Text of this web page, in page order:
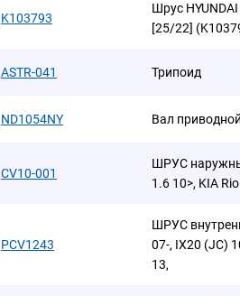
K103793
Шрус
[25/22]
ASTR-041 Трипоид
ND1054NY Вал
CV10-001
ШРУС
1.6 10>, KIA
PCV1243
ШРУС
07-, IX20 (JC)
13,